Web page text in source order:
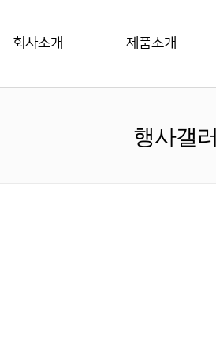
회사소개 제품소개
행사갤